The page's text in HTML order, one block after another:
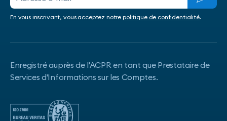
En vous inscrivant, vous acceptez notrepolitique de confidentialité.
Enregistré auprès de l'ACPR en tant que Prestataire de
Services d'Informations sur les Comptes.